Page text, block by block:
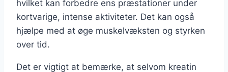
hvilket kan forbedre ens præstationer under
kortvarige, intense aktiviteter. Det kan også
hjælpe med at øge muskelvæksten og styrken
over tid.
Det er vigtigt at bemærke, at selvom kreatin